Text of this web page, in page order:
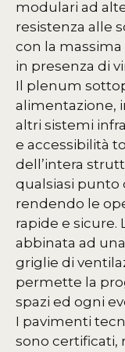
modulari ad
resistenza alle
con la
in presenza di
Il plenum
alimentazione,
altri sistemi
e accessibilità
dell’intera
qualsiasi punto
rendendo le
rapide e sicure.
abbinata ad
griglie di
permette la
spazi ed ogni
I pavimenti
sono certificati,